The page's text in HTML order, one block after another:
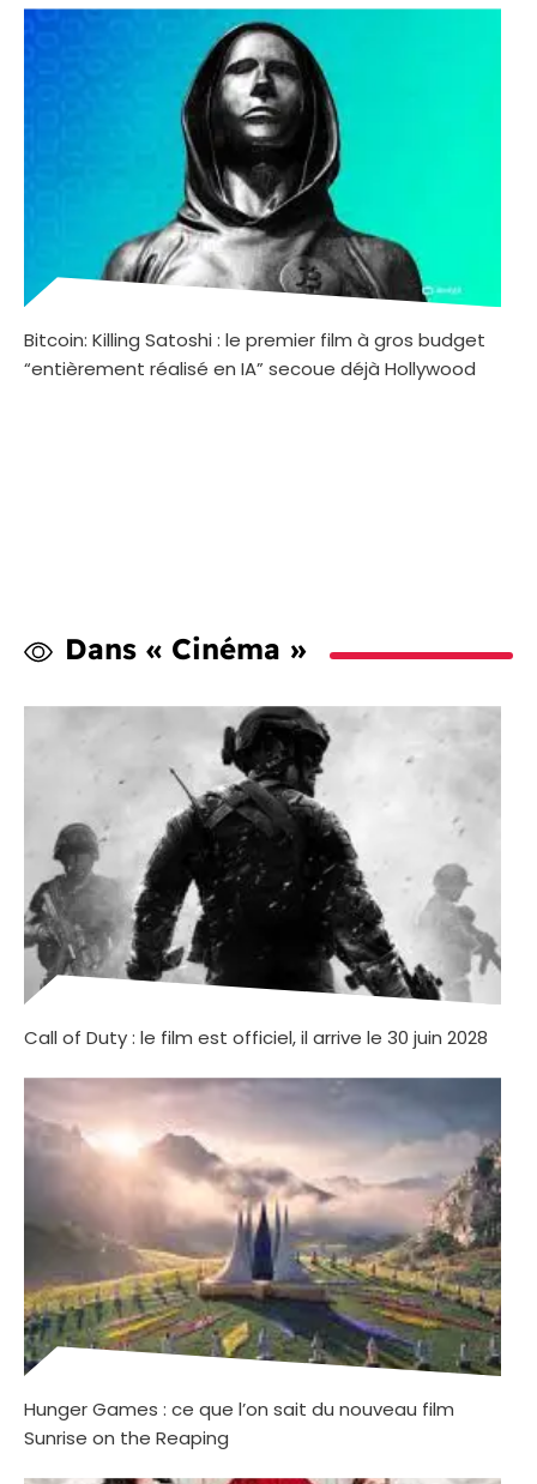
Bitcoin: Killing Satoshi : le premier film à gros budget
“entièrement réalisé en IA” secoue déjà Hollywood
Dans « Cinéma »
Call of Duty : le film est officiel, il arrive le 30 juin 2028
Hunger Games : ce que l’on sait du nouveau film
Sunrise on the Reaping